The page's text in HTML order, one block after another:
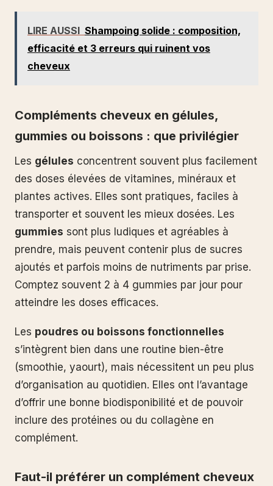
LIRE AUSSI Shampoing solide : composition,
efficacité et 3 erreurs qui ruinent vos
cheveux
Compléments cheveux en gélules,
gummies ou boissons : que privilégier
Les gélules concentrent souvent plus facilement
des doses élevées de vitamines, minéraux et
plantes actives. Elles sont pratiques, faciles à
transporter et souvent les mieux dosées. Les
gummies sont plus ludiques et agréables à
prendre, mais peuvent contenir plus de sucres
ajoutés et parfois moins de nutriments par prise.
Comptez souvent 2 à 4 gummies par jour pour
atteindre les doses efficaces.
Les poudres ou boissons fonctionnelles
s’intègrent bien dans une routine bien-être
(smoothie, yaourt), mais nécessitent un peu plus
d’organisation au quotidien. Elles ont l’avantage
d’offrir une bonne biodisponibilité et de pouvoir
inclure des protéines ou du collagène en
complément.
Faut-il préférer un complément cheveux